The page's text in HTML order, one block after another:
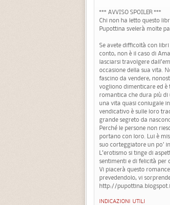
*** AVVISO SPOILER ***
Chi non ha letto questo
Pupottina svelerà molte
Se avete difficoltà con
conto, non è il caso di
lasciarsi travolgere
occasione della sua vita.
fascino da vendere,
vogliono dimenticare ed è
romantica che dura più di
una vita quasi coniugale
vendicativo è sulle loro
grande segreto da
Perché le persone non
portano con loro. Lui è
suo corteggiatore un po'
L’erotismo si tinge di
sentimenti e di felicità per
Vi piacerà questo
prevedendolo, vi
http://
INDICAZIONI UTILI